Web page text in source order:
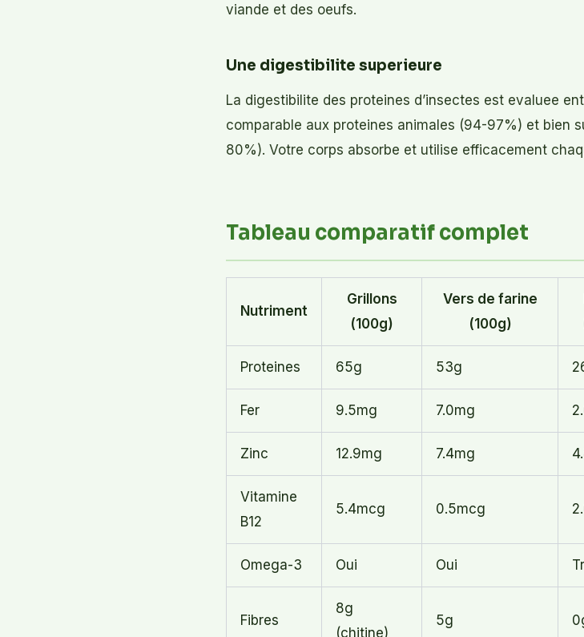
viande et des oeufs.
Une digestibilite superieure
La digestibilite des proteines d’insectes est evaluee
comparable aux proteines animales (94-97%) et bien
80%). Votre corps absorbe et utilise efficacement
Tableau comparatif complet
Nutriment
Grillons
(100g)
Vers de farine
(100g)
Proteines 65g 53g
Fer 9.5mg 7.0mg
Zinc 12.9mg 7.4mg
Vitamine
B12
5.4mcg 0.5mcg
Omega-3 Oui Oui
Fibres
8g
(chitine)
5g